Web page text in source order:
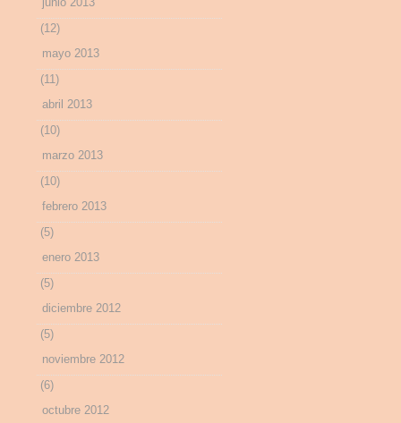
(12)
mayo 2013
(11)
abril 2013
(10)
marzo 2013
(10)
febrero 2013
(5)
enero 2013
(5)
diciembre 2012
(5)
noviembre 2012
(6)
octubre 2012